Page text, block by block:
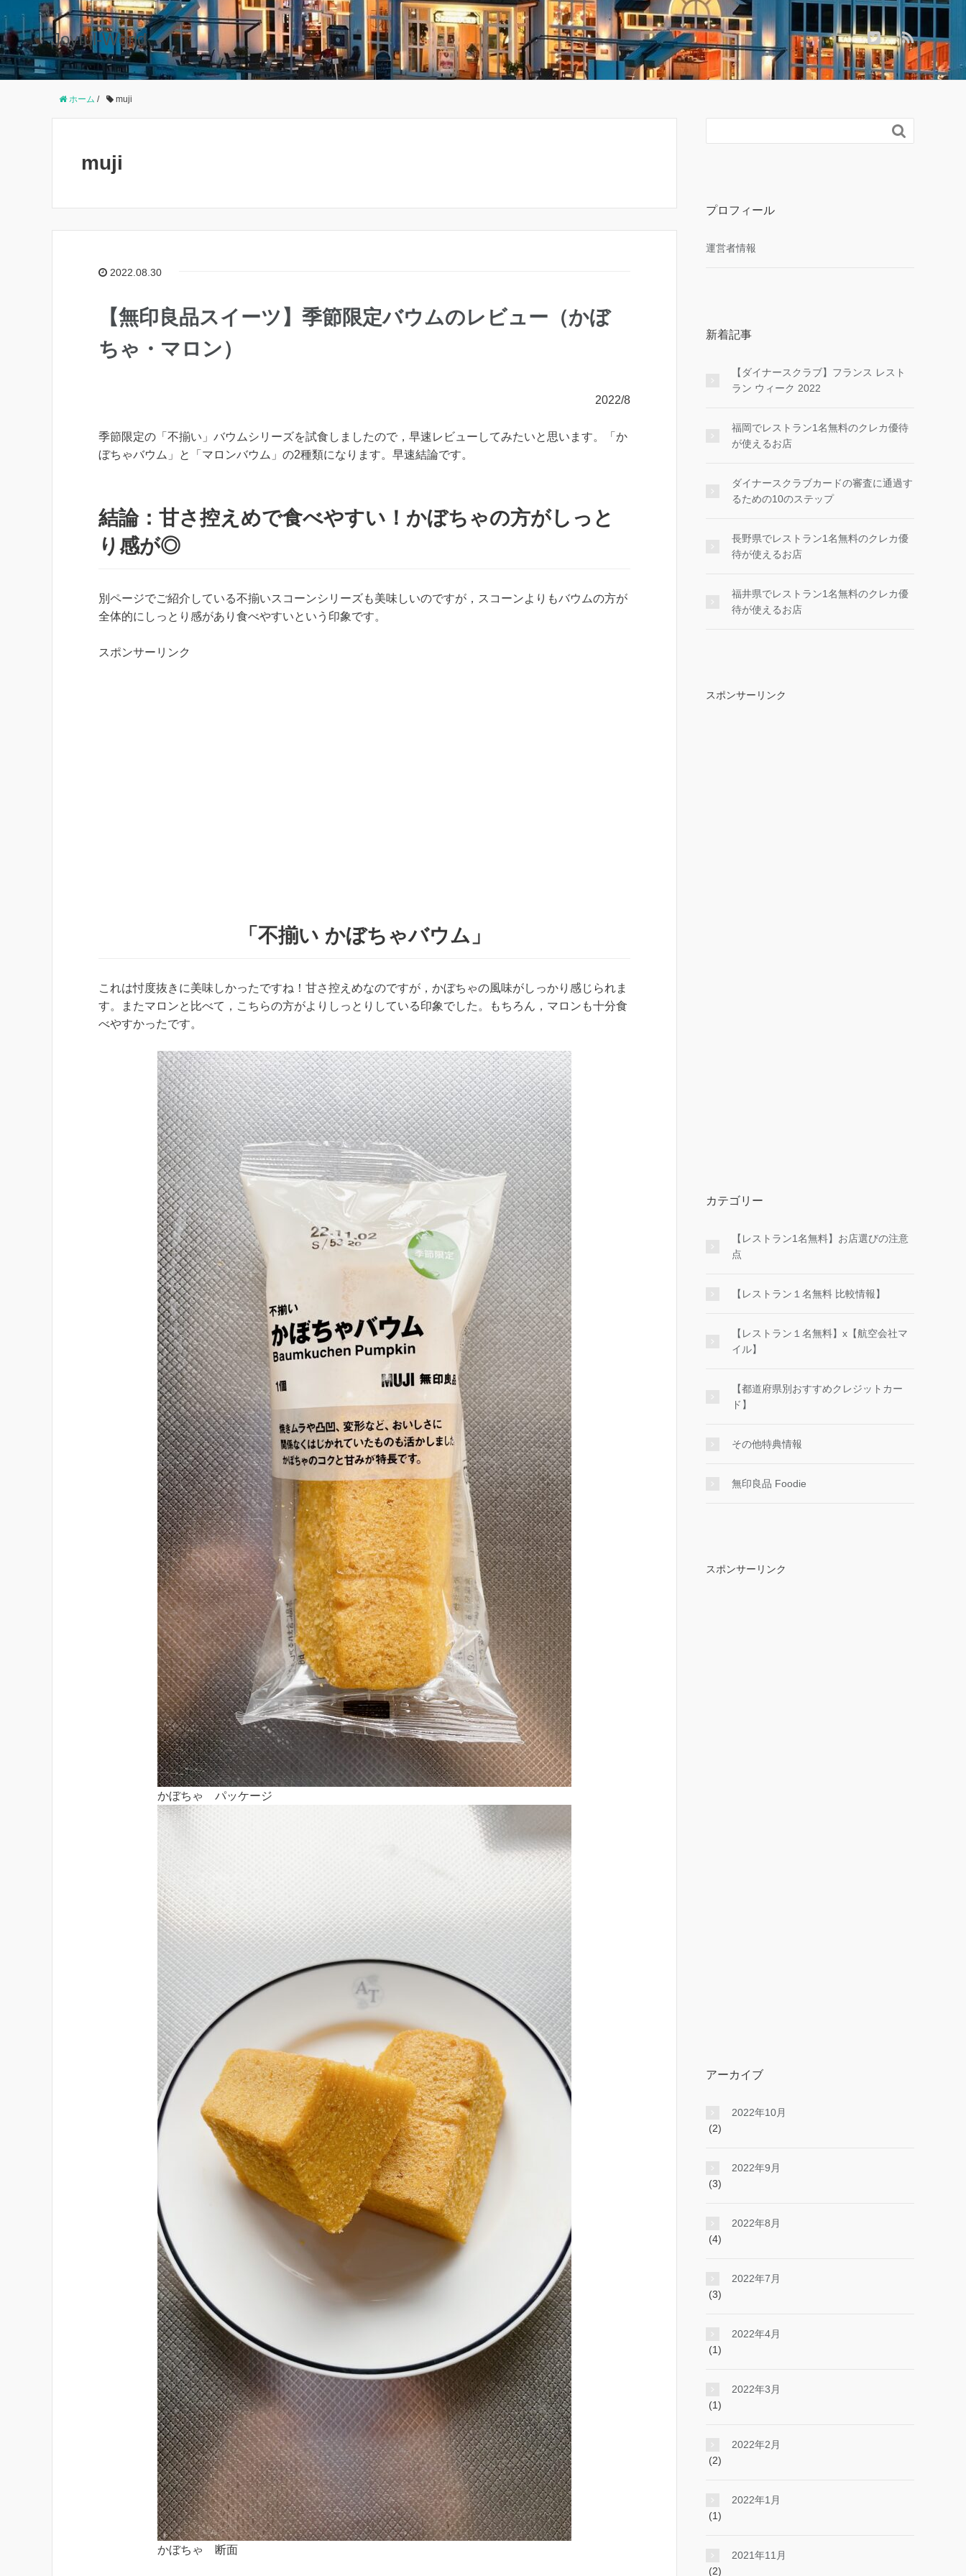
Joyful-World
ホーム / muji
muji
2022.08.30
【無印良品スイーツ】季節限定バウムのレビュー（かぼ
ちゃ・マロン）
2022/8
季節限定の「不揃い」バウムシリーズを試食しましたので，早速レビューしてみたいと思います。「か
ぼちゃバウム」と「マロンバウム」の2種類になります。早速結論です。
結論：甘さ控えめで食べやすい！かぼちゃの方がしっと
り感が◎
別ページでご紹介している不揃いスコーンシリーズも美味しいのですが，スコーンよりもバウムの方が
全体的にしっとり感があり食べやすいという印象です。
スポンサーリンク
「不揃い かぼちゃバウム」
これは忖度抜きに美味しかったですね！甘さ控えめなのですが，かぼちゃの風味がしっかり感じられま
す。またマロンと比べて，こちらの方がよりしっとりしている印象でした。もちろん，マロンも十分食
べやすかったです。
かぼちゃ パッケージ
かぼちゃ 断面

プロフィール
運営者情報
新着記事
【ダイナースクラブ】フランス レスト
ラン ウィーク 2022
福岡でレストラン1名無料のクレカ優待
が使えるお店
ダイナースクラブカードの審査に通過す
るための10のステップ
長野県でレストラン1名無料のクレカ優
待が使えるお店
福井県でレストラン1名無料のクレカ優
待が使えるお店
スポンサーリンク
カテゴリー
【レストラン1名無料】お店選びの注意
点
【レストラン１名無料 比較情報】
【レストラン１名無料】x【航空会社マ
イル】
【都道府県別おすすめクレジットカー
ド】
その他特典情報
無印良品 Foodie
スポンサーリンク
アーカイブ
2022年10月
(2)
2022年9月
(3)
2022年8月
(4)
2022年7月
(3)
2022年4月
(1)
2022年3月
(1)
2022年2月
(2)
2022年1月
(1)
2021年11月
(2)